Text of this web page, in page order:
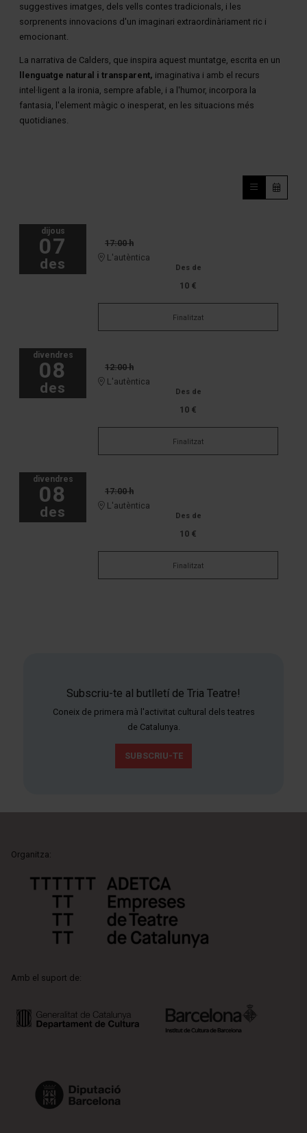
suggestives imatges, dels vells contes tradicionals, i les
sorprenents innovacions d'un imaginari extraordinàriament ric i
emocionant.
La narrativa de Calders, que inspira aquest muntatge, escrita en un
llenguatge natural i transparent, imaginativa i amb el recurs
intel·ligent a la ironia, sempre afable, i a l'humor, incorpora la
fantasia, l'element màgic o inesperat, en les situacions més
quotidianes.
dijous
07
des
17:00 h
L'autèntica
Des de
10 €
Finalitzat
divendres
08
des
12:00 h
L'autèntica
Des de
10 €
Finalitzat
divendres
08
des
17:00 h
L'autèntica
Des de
10 €
Finalitzat
Subscriu-te al butlletí de Tria Teatre!
Coneix de primera mà l'activitat cultural dels teatres
de Catalunya.
SUBSCRIU-TE
Organitza:
Amb el suport de: